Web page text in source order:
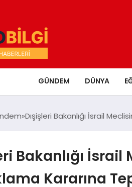
GÜNDEM DÜNYA
Dışişleri Bakanlığı İsrail
Bakanlığı
Kararına